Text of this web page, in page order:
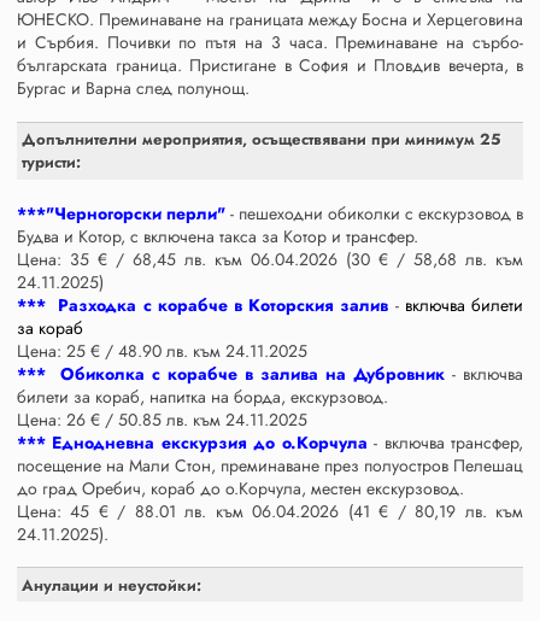
ЮНЕСКО. Преминаване на границата между Босна и Херцеговина
и Сърбия. Почивки по пътя на 3 часа. Преминаване на сърбо-
българската граница. Пристигане в София и Пловдив вечерта, в
Бургас и Варна след полунощ.
Допълнителни мероприятия, осъществявани при минимум 25
туристи:
***"Черногорски перли" - пешеходни обиколки с екскурзовод в
Будва и Котор, с включена такса за Котор и трансфер.
Цена: 35 € / 68,45 лв. към 06.04.2026 (30 € / 58,68 лв. към
24.11.2025)
*** Разходка с корабче в Которския залив -включва билети
за кораб
Цена: 25 € / 48.90 лв. към 24.11.2025
*** Обиколка с корабче в залива на Дубровник - включва
билети за кораб, напитка на борда, екскурзовод.
Цена: 26 € / 50.85 лв. към 24.11.2025
*** Еднодневна екскурзия до о.Корчула- включва трансфер,
посещение на Мали Стон, преминаване през полуостров Пелешац
до град Оребич, кораб до о.Корчула, местен екскурзовод.
Цена: 45 € / 88.01 лв. към 06.04.2026 (41 € / 80,19 лв. към
24.11.2025).
Анулации и неустойки: